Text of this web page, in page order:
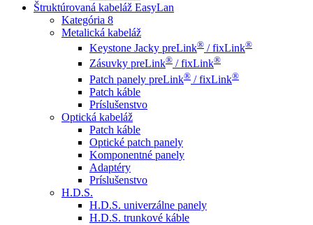
Štruktúrovaná kabeláž EasyLan
Kategória 8
Metalická kabeláž
Keystone Jacky preLink® / fixLink®
Zásuvky preLink® / fixLink®
Patch panely preLink® / fixLink®
Patch káble
Príslušenstvo
Optická kabeláž
Patch káble
Optické patch panely
Komponentné panely
Adaptéry
Príslušenstvo
H.D.S.
H.D.S. univerzálne panely
H.D.S. trunkové káble